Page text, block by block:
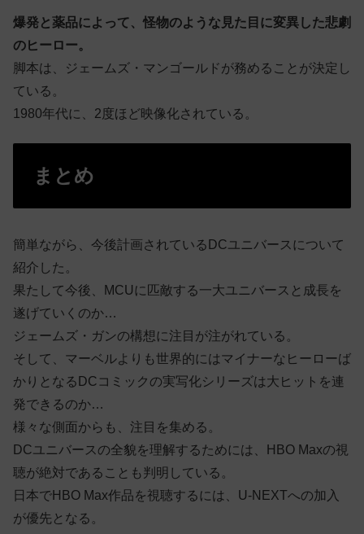
爆発と薬品によって、怪物のような見た目に変異した悲劇
のヒーロー。
脚本は、ジェームズ・マンゴールドが務めることが決定し
ている。
1980年代に、2度ほど映像化されている。
まとめ
簡単ながら、今後計画されているDCユニバースについて
紹介した。
果たして今後、MCUに匹敵する一大ユニバースと成長を
遂げていくのか…
ジェームズ・ガンの構想に注目が注がれている。
そして、マーベルよりも世界的にはマイナーなヒーローば
かりとなるDCコミックの実写化シリーズは大ヒットを連
発できるのか…
様々な側面からも、注目を集める。
DCユニバースの全貌を理解するためには、HBO Maxの視
聴が絶対であることも判明している。
日本でHBO Max作品を視聴するには、U-NEXTへの加入
が優先となる。